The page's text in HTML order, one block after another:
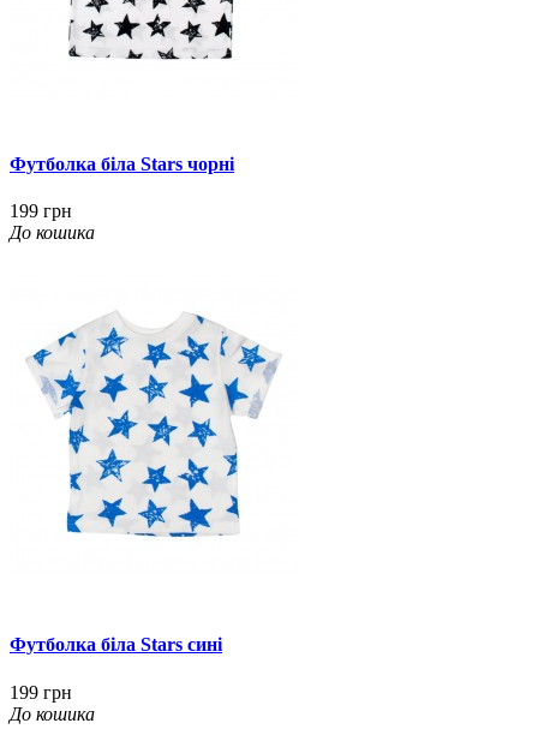
Футболка біла Stars чорні
199 грн
До кошика
Футболка біла Stars сині
199 грн
До кошика